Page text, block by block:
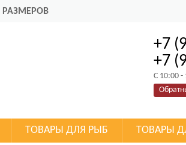
РАЗМЕРОВ
+7
+7
C 10:00 -
ТОВАРЫ ДЛЯ РЫБ ТОВАРЫ